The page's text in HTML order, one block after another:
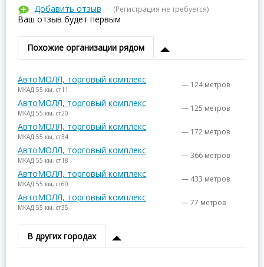
Добавить отзыв (Регистрация не требуется)
Ваш отзыв будет первым
Похожие организации рядом
АвтоМОЛЛ, торговый комплекс
МКАД 55 км, ст11 — 124 метров
АвтоМОЛЛ, торговый комплекс
МКАД 55 км, ст20 — 125 метров
АвтоМОЛЛ, торговый комплекс
МКАД 55 км, ст34 — 172 метров
АвтоМОЛЛ, торговый комплекс
МКАД 55 км, ст18 — 366 метров
АвтоМОЛЛ, торговый комплекс
МКАД 55 км, ст60 — 433 метров
АвтоМОЛЛ, торговый комплекс
МКАД 55 км, ст35 — 77 метров
В других городах